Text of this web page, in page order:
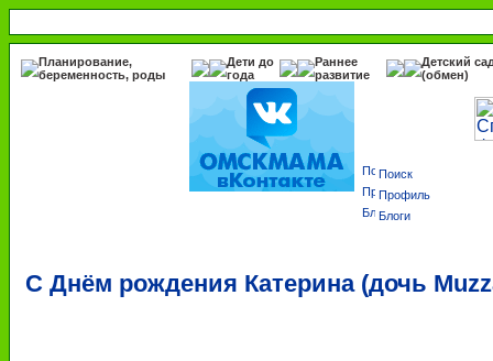
Планирование,
беременность, роды
Дети до
года
Раннее
развитие
Детский
(обмен)
Поиск
Профиль
Блоги
С Днём рождения Катерина (дочь